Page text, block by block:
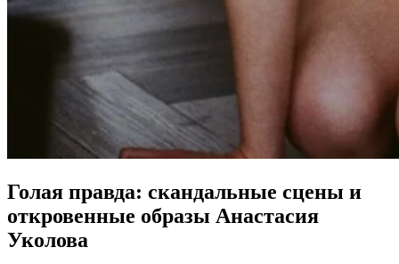
Голая правда: скандальные сцены и
откровенные образы Анастасия
Уколова